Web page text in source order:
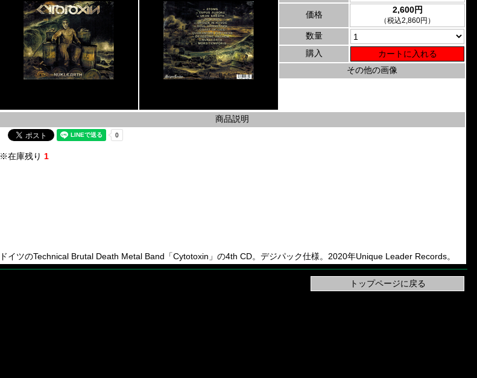
価格 2,600円
（税込2,860円）
数量
購入
その他の画像
商品説明
※在庫残り 1
ドイツのTechnical Brutal Death Metal Band「Cytotoxin」の4th CD。デジパック仕様。2020年Unique Leader Records。